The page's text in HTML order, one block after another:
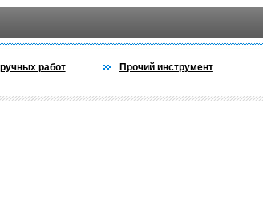
работ Прочий инструмент